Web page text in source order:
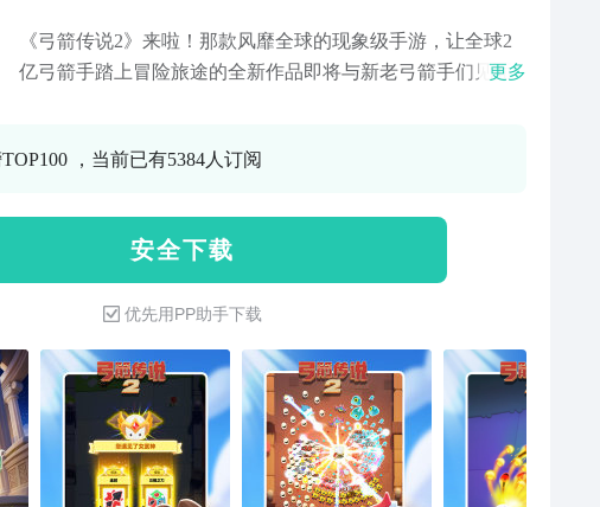
《弓箭传说2》来啦！那款风靡全球的现象级手游，让全球2
亿弓箭手踏上冒险旅途的全新作品即将与新老弓箭手们见面
传说2》中，上百种品质不同的技能带来上万种技能流派组
更多
，当前已有5384人订阅
安 全 下 载
优先用PP助手下载